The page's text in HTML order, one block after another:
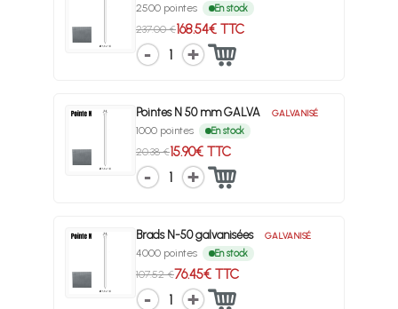
2500 pointes En stock
237.00 €168.54€ TTC
1
Pointes N 50 mm GALVA GALVANISÉ
1000 pointes En stock
20.38 €15.90€ TTC
1
Brads N-50 galvanisées GALVANISÉ
4000 pointes En stock
107.52 €76.45€ TTC
1